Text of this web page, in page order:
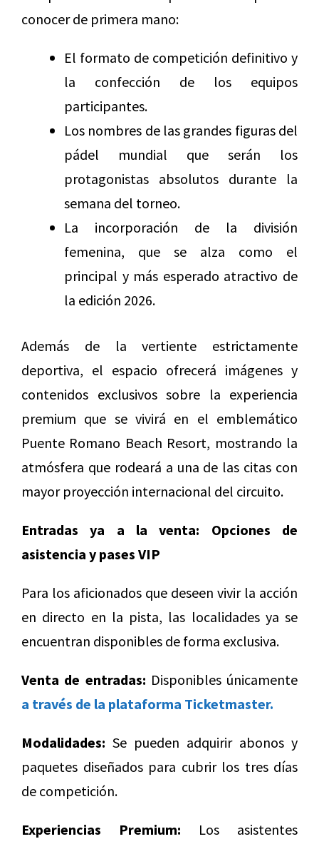
conocer de primera mano:
El formato de competición definitivo y
la confección de los equipos
participantes.
Los nombres de las grandes figuras del
pádel mundial que serán los
protagonistas absolutos durante la
semana del torneo.
La incorporación de la división
femenina, que se alza como el
principal y más esperado atractivo de
la edición 2026.
Además de la vertiente estrictamente
deportiva, el espacio ofrecerá imágenes y
contenidos exclusivos sobre la experiencia
premium que se vivirá en el emblemático
Puente Romano Beach Resort, mostrando la
atmósfera que rodeará a una de las citas con
mayor proyección internacional del circuito.
Entradas ya a la venta: Opciones de
asistencia y pases VIP
Para los aficionados que deseen vivir la acción
en directo en la pista, las localidades ya se
encuentran disponibles de forma exclusiva.
Venta de entradas: Disponibles únicamente
a través de la plataforma Ticketmaster.
Modalidades: Se pueden adquirir abonos y
paquetes diseñados para cubrir los tres días
de competición.
Experiencias Premium: Los asistentes